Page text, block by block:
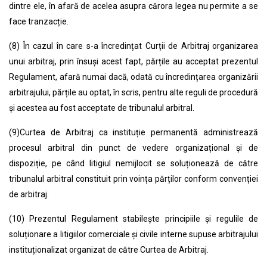
dintre ele, în afară de acelea asupra cărora legea nu permite a se
face tranzacție.
(8) În cazul în care s-a încredințat Curții de Arbitraj organizarea
unui arbitraj, prin însuși acest fapt, părțile au acceptat prezentul
Regulament, afară numai dacă, odată cu încredințarea organizării
arbitrajului, părțile au optat, în scris, pentru alte reguli de procedură
și acestea au fost acceptate de tribunalul arbitral.
(9)Curtea de Arbitraj ca instituție permanentă administrează
procesul arbitral din punct de vedere organizațional și de
dispoziție, pe când litigiul nemijlocit se soluționează de către
tribunalul arbitral constituit prin voința părților conform convenției
de arbitraj.
(10) Prezentul Regulament stabilește principiile și regulile de
soluționare a litigiilor comerciale și civile interne supuse arbitrajului
instituționalizat organizat de către Curtea de Arbitraj.